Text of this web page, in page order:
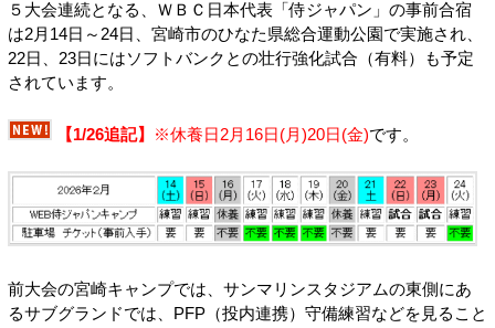
５大会連続となる、ＷＢＣ日本代表「侍ジャパン」の事前合宿
は2月14日～24日、宮崎市のひなた県総合運動公園で実施され、
22日、23日にはソフトバンクとの壮行強化試合（有料）も予定
されています。
【1/26追記】 ※休養日2月16日(月)20日(金)です。
前大会の宮崎キャンプでは、サンマリンスタジアムの東側にあ
るサブグランドでは、PFP（投内連携）守備練習などを見ること